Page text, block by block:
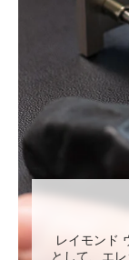
レイモンド
として、エ